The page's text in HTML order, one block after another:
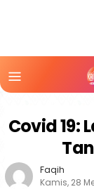
Mobile
Covid 19:
Faqih
Kamis, 28